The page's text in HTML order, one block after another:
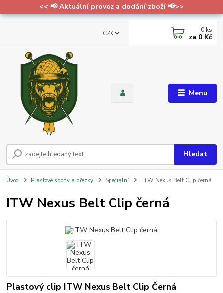
<< 📢 Aktuální provoz a dodání zboží 📢>>
Menu
CZK
Hledat
0 ks
za 0 Kč
Úvod Plastové spony a přezky Specialní ITW Nexus Belt Clip černá
ITW Nexus Belt Clip černá
Plastový clip ITW Nexus Belt Clip Černá